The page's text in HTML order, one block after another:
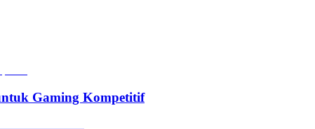
Gaming Kompetitif